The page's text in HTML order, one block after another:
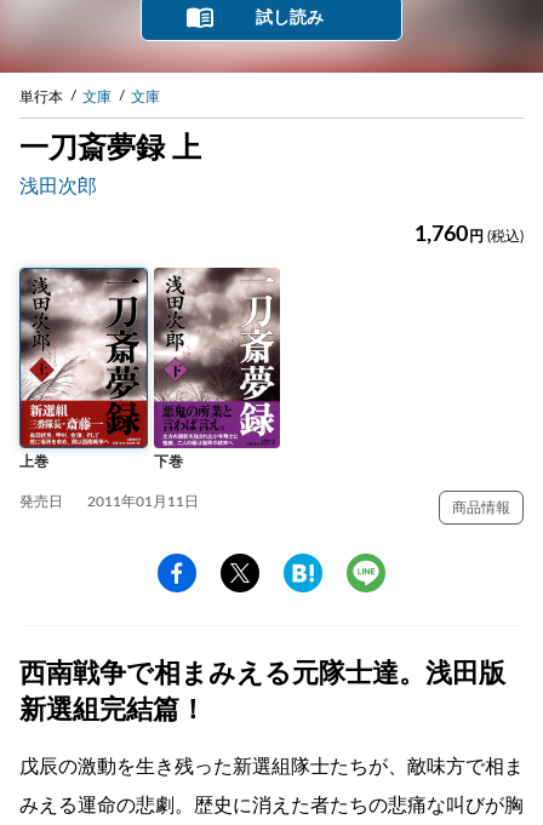
試し読み
単行本 文庫 文庫
一刀斎夢録 上
浅田次郎
1,760 円 (税込)
上巻 下巻
発売日 2011年01月11日 商品情報
西南戦争で相まみえる元隊士達。浅田版
新選組完結篇！
戊辰の激動を生き残った新選組隊士たちが、敵味方で相ま
みえる運命の悲劇。歴史に消えた者たちの悲痛な叫びが胸